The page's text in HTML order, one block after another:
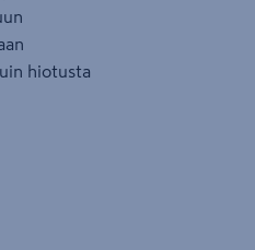
hiotusta